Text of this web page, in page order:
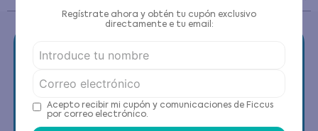
Contáctanos
Regístrate ahora y obtén tu cupón exclusivo
directamente e tu email:
Acepto recibir mi cupón y comunicaciones de Ficcus
por correo electrónico.